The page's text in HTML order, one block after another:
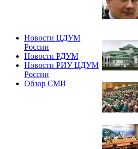
Новости ЦДУМ
России
Новости РДУМ
Новости РИУ ЦДУМ
России
Обзор СМИ